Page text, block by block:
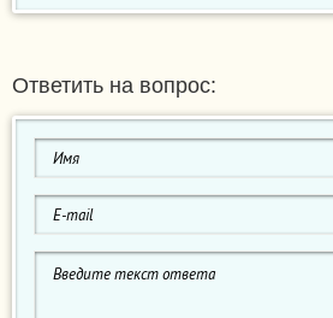
Ответить на вопрос: